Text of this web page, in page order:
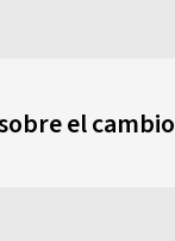
el cambio